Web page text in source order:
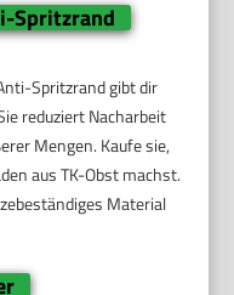
Spritzrand
Spritzrand gibt dir
reduziert Nacharbeit
Mengen. Kaufe sie,
aus TK-Obst machst.
Material